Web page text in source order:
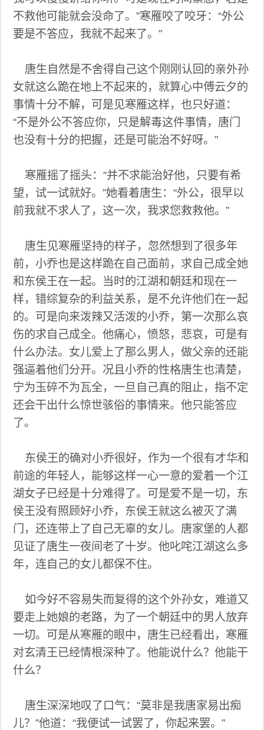
不救他可能就会没命了。”寒雁咬了咬牙：“外公
要是不答应，我就不起来了。”
唐生自然是不舍得自己这个刚刚认回的亲外孙
女就这么跪在地上不起来的，就算心中傅云夕的
事情十分不解，可是见寒雁这样，也只好道：
“不是外公不答应你，只是解毒这件事情，唐门
也没有十分的把握，还是可能治不好呀。”
寒雁摇了摇头：“并不求能治好他，只要有希
望，试一试就好。”她看着唐生：“外公，很早以
前我就不求人了，这一次，我求您救救他。”
唐生见寒雁坚持的样子，忽然想到了很多年
前，小乔也是这样跪在自己面前，求自己成全她
和东侯王在一起。当时的江湖和朝廷和现在一
样，错综复杂的利益关系，是不允许他们在一起
的。可是向来泼辣又活泼的小乔，第一次那么哀
伤的求自己成全。他痛心，愤怒，悲哀，可是有
什么办法。女儿爱上了那么男人，做父亲的还能
强逼着他们分开。况且小乔的性格唐生也清楚，
宁为玉碎不为瓦全，一旦自己真的阻止，指不定
还会干出什么惊世骇俗的事情来。他只能答应
了。
东侯王的确对小乔很好，作为一个很有才华和
前途的年轻人，能够这样一心一意的爱着一个江
湖女子已经是十分难得了。可是爱不是一切，东
侯王没有照顾好小乔，东侯王就这么被灭了满
门，还连带上了自己无辜的女儿。唐家堡的人都
见证了唐生一夜间老了十岁。他叱咤江湖这么多
年，连自己的女儿都保不住。
如今好不容易失而复得的这个外孙女，难道又
要走上她娘的老路，为了一个朝廷中的男人放弃
一切。可是从寒雁的眼中，唐生已经看出，寒雁
对玄清王已经情根深种了。他能说什么？他能干
什么？
唐生深深地叹了口气：“莫非是我唐家易出痴
儿？”他道：“我便试一试罢了，你起来罢。”